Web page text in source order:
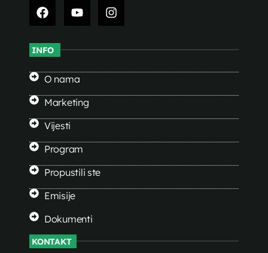
INFO
O nama
Marketing
Vijesti
Program
Propustili ste
Emisije
Dokumenti
KONTAKT